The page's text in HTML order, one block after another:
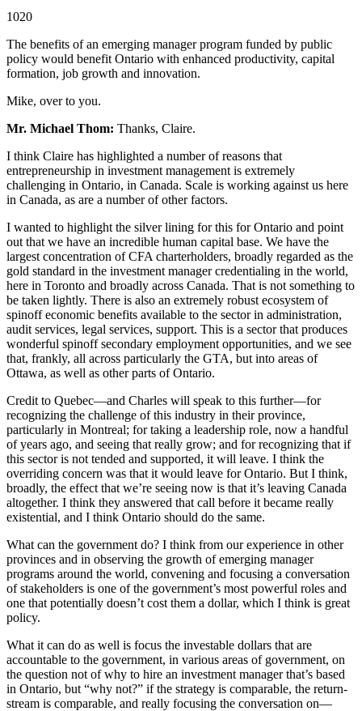
1020
The benefits of an emerging manager program funded by public
policy would benefit Ontario with enhanced productivity, capital
formation, job growth and innovation.
Mike, over to you.
Mr. Michael Thom: Thanks, Claire.
I think Claire has highlighted a number of reasons that
entrepreneurship in investment management is extremely
challenging in Ontario, in Canada. Scale is working against us here
in Canada, as are a number of other factors.
I wanted to highlight the silver lining for this for Ontario and point
out that we have an incredible human capital base. We have the
largest concentration of CFA charterholders, broadly regarded as the
gold standard in the investment manager credentialing in the world,
here in Toronto and broadly across Canada. That is not something to
be taken lightly. There is also an extremely robust ecosystem of
spinoff economic benefits available to the sector in administration,
audit services, legal services, support. This is a sector that produces
wonderful spinoff secondary employment opportunities, and we see
that, frankly, all across particularly the GTA, but into areas of
Ottawa, as well as other parts of Ontario.
Credit to Quebec—and Charles will speak to this further—for
recognizing the challenge of this industry in their province,
particularly in Montreal; for taking a leadership role, now a handful
of years ago, and seeing that really grow; and for recognizing that if
this sector is not tended and supported, it will leave. I think the
overriding concern was that it would leave for Ontario. But I think,
broadly, the effect that we’re seeing now is that it’s leaving Canada
altogether. I think they answered that call before it became really
existential, and I think Ontario should do the same.
What can the government do? I think from our experience in other
provinces and in observing the growth of emerging manager
programs around the world, convening and focusing a conversation
of stakeholders is one of the government’s most powerful roles and
one that potentially doesn’t cost them a dollar, which I think is great
policy.
What it can do as well is focus the investable dollars that are
accountable to the government, in various areas of government, on
the question not of why to hire an investment manager that’s based
in Ontario, but “why not?” if the strategy is comparable, the return-
stream is comparable, and really focusing the conversation on—